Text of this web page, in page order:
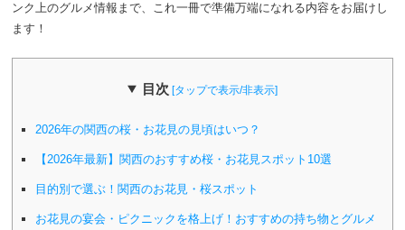
ンク上のグルメ情報まで、これ一冊で準備万端になれる内容をお届けし
ます！
目次 [タップで表示/非表示]
2026年の関西の桜・お花見の見頃はいつ？
【2026年最新】関西のおすすめ桜・お花見スポット10選
目的別で選ぶ！関西のお花見・桜スポット
お花見の宴会・ピクニックを格上げ！おすすめの持ち物とグルメ